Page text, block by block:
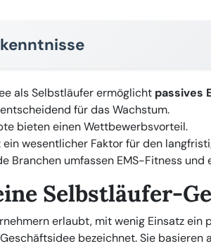
als Selbstläufer ermöglicht passives
für das Wachstum.
bieten einen Wettbewerbsvorteil.
wesentlicher Faktor für den
Branchen umfassen EMS-Fitness und
Selbstläufer-
erlaubt, mit wenig Einsatz
bezeichnet. Sie basieren